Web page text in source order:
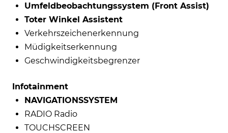
Umfeldbeobachtungssystem (Front Assist)
Toter Winkel Assistent
Verkehrszeichenerkennung
Müdigkeitserkennung
Geschwindigkeitsbegrenzer
Infotainment
NAVIGATIONSSYSTEM
RADIO Radio
TOUCHSCREEN